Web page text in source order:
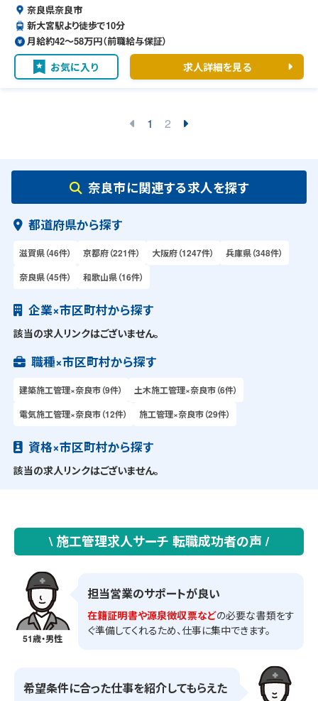
奈良県奈良市
新大宮駅より徒歩で10分
月給約42〜58万円（前職給与保証）
お気に入り 求人詳細を見る
1 2
奈良市に関連する求人を探す
都道府県から探す
滋賀県（46件） 京都府（221件） 大阪府（1247件）
兵庫県（348件）
奈良県（45件）
和歌山県（16件）
企業×市区町村から探す
該当の求人リンクはございません。
職種×市区町村から探す
建築施工管理×奈良市（9件）
土木施工管理×奈良市（6件）
電気施工管理×奈良市（12件）
施工管理×奈良市（29件）
資格×市区町村から探す
該当の求人リンクはございません。
\ 施工管理求人サーチ 転職成功者の声 /
51歳・男性
担当営業のサポートが良い
在籍証明書や源泉徴収票などの必要な書類をす
ぐ準備してくれるため、仕事に集中できます。
希望条件に合った仕事を紹介してもらえた